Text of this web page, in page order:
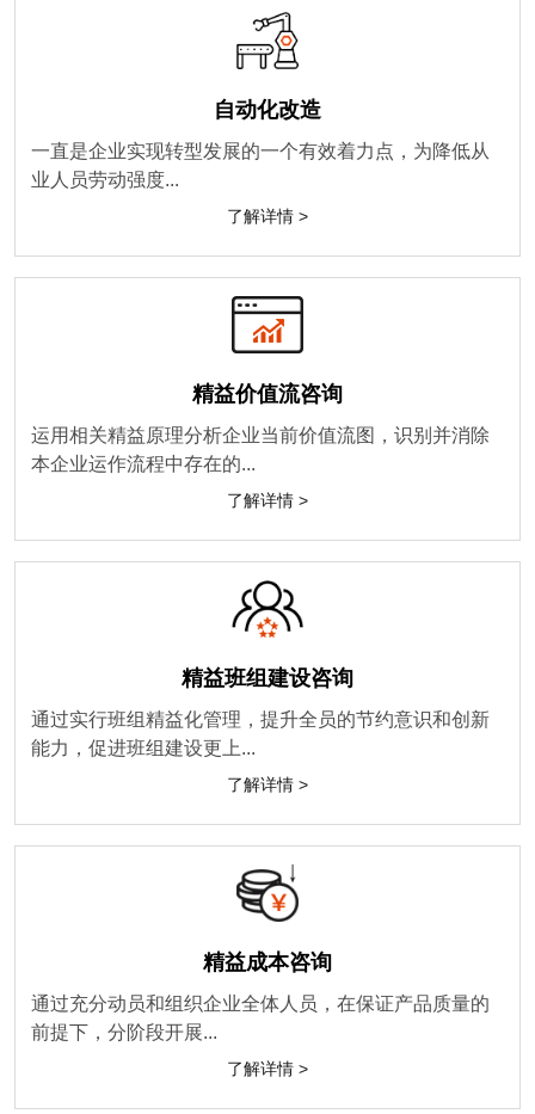
自动化改造
一直是企业实现转型发展的一个有效着力点，为降低从
业人员劳动强度...
了解详情 >
精益价值流咨询
运用相关精益原理分析企业当前价值流图，识别并消除
本企业运作流程中存在的...
了解详情 >
精益班组建设咨询
通过实行班组精益化管理，提升全员的节约意识和创新
能力，促进班组建设更上...
了解详情 >
精益成本咨询
通过充分动员和组织企业全体人员，在保证产品质量的
前提下，分阶段开展...
了解详情 >